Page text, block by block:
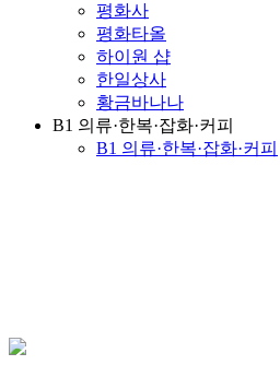
평화사
평화타올
하이원 샵
한일상사
황금바나나
B1 의류·한복·잡화·커피
B1 의류·한복·잡화·커피